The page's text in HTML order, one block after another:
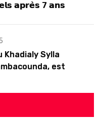
𝗮𝗽𝗿𝗲̀𝘀 7 𝗮𝗻𝘀
Khadialy Sylla
est